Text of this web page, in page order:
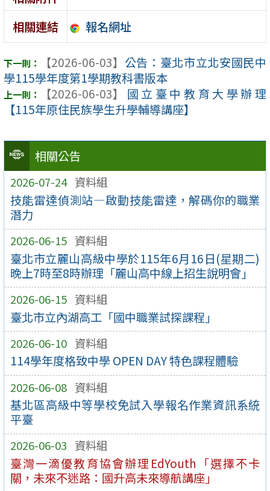
相關公告
2026-07-24 資料組
技能雷達偵測站—啟動技能雷達，解碼你的職業
潛力
2026-06-15 資料組
臺北市立麗山高級中學於115年6月16日(星期二)
晚上7時至8時辦理「麗山高中線上招生說明會」
2026-06-15 資料組
臺北市立內湖高工「國中職業試探課程」
2026-06-10 資料組
114學年度格致中學 OPEN DAY 特色課程體驗
2026-06-08 資料組
基北區高級中等學校免試入學報名作業資訊系統
平臺
2026-06-03 資料組
臺灣一滴優教育協會辦理EdYouth「選擇不卡
關，未來不迷路：國升高未來導航講座」
相關連結
報名網址
【2026-06-03】 公告：臺北市立北安國民中
學115學年度第1學期教科書版本
【2026-06-03】
國立臺中教育大學辦理
【115年原住民族學生升學輔導講座】